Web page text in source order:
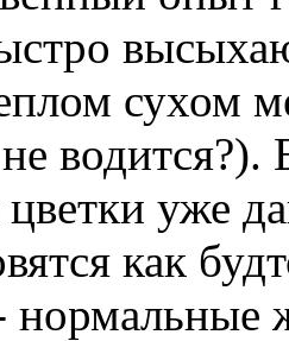
сухом
уже
как
нормальные